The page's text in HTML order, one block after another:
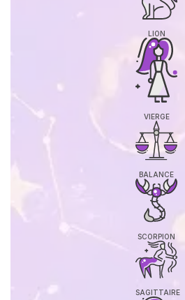
LION
VIERGE
BALANCE
SCORPION
SAGITTAIRE